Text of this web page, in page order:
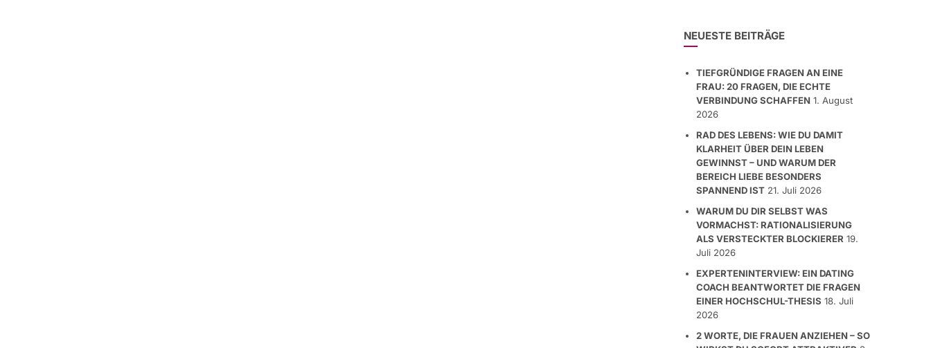
NEUESTE BEITRÄGE
TIEFGRÜNDIGE FRAGEN AN EINE
FRAU: 20 FRAGEN, DIE ECHTE
VERBINDUNG SCHAFFEN 1. August
2026
RAD DES LEBENS: WIE DU DAMIT
KLARHEIT ÜBER DEIN LEBEN
GEWINNST – UND WARUM DER
BEREICH LIEBE BESONDERS
SPANNEND IST 21. Juli 2026
WARUM DU DIR SELBST WAS
VORMACHST: RATIONALISIERUNG
ALS VERSTECKTER BLOCKIERER 19.
Juli 2026
EXPERTENINTERVIEW: EIN DATING
COACH BEANTWORTET DIE FRAGEN
EINER HOCHSCHUL-THESIS 18. Juli
2026
2 WORTE, DIE FRAUEN ANZIEHEN – SO